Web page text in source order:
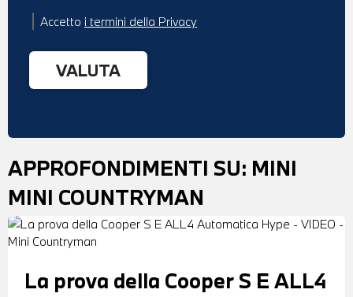
Accetto i termini della Privacy
APPROFONDIMENTI SU: MINI
MINI COUNTRYMAN
La prova della Cooper S E ALL4